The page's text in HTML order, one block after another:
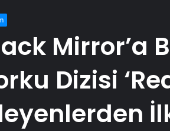
Mirror’a
Dizisi